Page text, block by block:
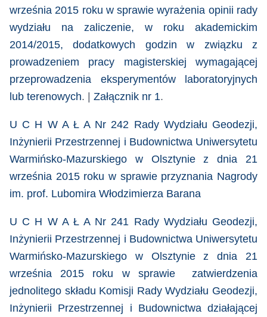
września 2015 roku w sprawie wyrażenia opinii rady
wydziału na zaliczenie, w roku akademickim
2014/2015, dodatkowych godzin w związku z
prowadzeniem pracy magisterskiej wymagającej
przeprowadzenia eksperymentów laboratoryjnych
lub terenowych. | Załącznik nr 1.
U C H W A Ł A Nr 242 Rady Wydziału Geodezji,
Inżynierii Przestrzennej i Budownictwa Uniwersytetu
Warmińsko-Mazurskiego w Olsztynie z dnia 21
września 2015 roku w sprawie przyznania Nagrody
im. prof. Lubomira Włodzimierza Barana
U C H W A Ł A Nr 241 Rady Wydziału Geodezji,
Inżynierii Przestrzennej i Budownictwa Uniwersytetu
Warmińsko-Mazurskiego w Olsztynie z dnia 21
września 2015 roku w sprawie zatwierdzenia
jednolitego składu Komisji Rady Wydziału Geodezji,
Inżynierii Przestrzennej i Budownictwa działającej